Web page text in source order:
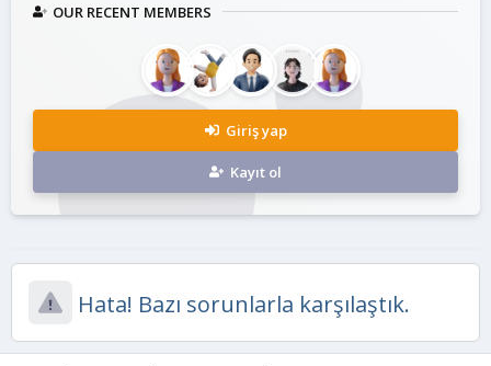
OUR RECENT MEMBERS
Giriş yap
Kayıt ol
Hata! Bazı sorunlarla karşılaştık.